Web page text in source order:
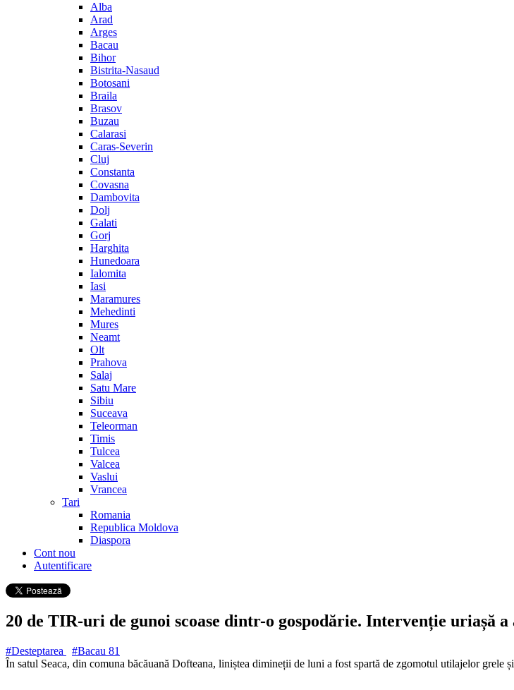
Alba
Arad
Arges
Bacau
Bihor
Bistrita-Nasaud
Botosani
Braila
Brasov
Buzau
Calarasi
Caras-Severin
Cluj
Constanta
Covasna
Dambovita
Dolj
Galati
Gorj
Harghita
Hunedoara
Ialomita
Iasi
Maramures
Mehedinti
Mures
Neamt
Olt
Prahova
Salaj
Satu Mare
Sibiu
Suceava
Teleorman
Timis
Tulcea
Valcea
Vaslui
Vrancea
Tari
Romania
Republica Moldova
Diaspora
Cont nou
Autentificare
20 de TIR-uri de gunoi scoase dintr-o gospodărie. Intervenție uriașă
#Desteptarea #Bacau 81
În satul Seaca, din comuna băcăuană Dofteana, liniștea dimineții de luni a fost spartă de zgomotul utilajelor grele